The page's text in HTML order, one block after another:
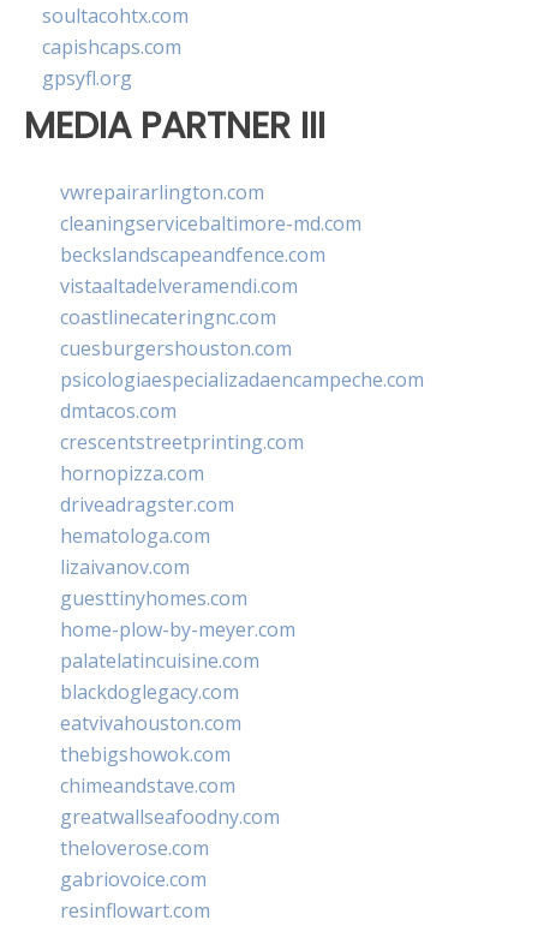
soultacohtx.com
capishcaps.com
gpsyfl.org
MEDIA PARTNER III
vwrepairarlington.com
cleaningservicebaltimore-md.com
beckslandscapeandfence.com
vistaaltadelveramendi.com
coastlinecateringnc.com
cuesburgershouston.com
psicologiaespecializadaencampeche.com
dmtacos.com
crescentstreetprinting.com
hornopizza.com
driveadragster.com
hematologa.com
lizaivanov.com
guesttinyhomes.com
home-plow-by-meyer.com
palatelatincuisine.com
blackdoglegacy.com
eatvivahouston.com
thebigshowok.com
chimeandstave.com
greatwallseafoodny.com
theloverose.com
gabriovoice.com
resinflowart.com